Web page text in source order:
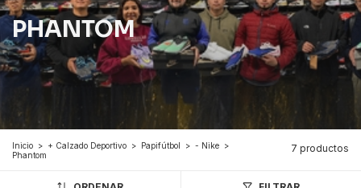
PHANTOM
Inicio > + Calzado Deportivo > Papifútbol > - Nike >
Phantom
7 productos